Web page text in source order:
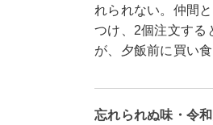
れられない。仲間
つけ、2個注文する
が、夕飯前に買い
忘れられぬ味・令